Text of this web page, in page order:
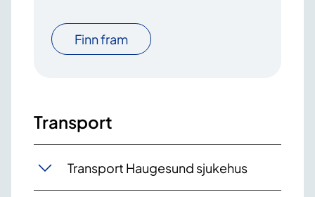
Finn fram
Transport
Transport Haugesund sjukehus